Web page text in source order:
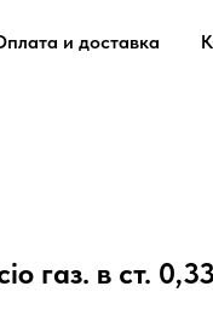
и доставка
газ. в ст.